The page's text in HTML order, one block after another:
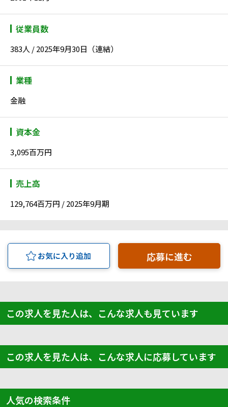
従業員数
383人 / 2025年9月30日（連結）
業種
金融
資本金
3,095百万円
売上高
129,764百万円 / 2025年9月期
お気に入り追加 応募に進む
この求人を見た人は、こんな求人も見ています
この求人を見た人は、こんな求人に応募しています
人気の検索条件